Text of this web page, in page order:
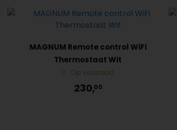
MAGNUM Remote control WiFi
Thermostaat Wit
Op voorraad
230,00